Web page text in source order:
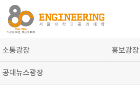
소통광장 홍보광장
공대뉴스광장